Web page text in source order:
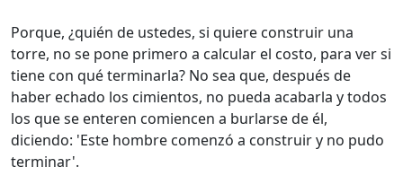
Porque, ¿quién de ustedes, si quiere construir una
torre, no se pone primero a calcular el costo, para ver si
tiene con qué terminarla? No sea que, después de
haber echado los cimientos, no pueda acabarla y todos
los que se enteren comiencen a burlarse de él,
diciendo: 'Este hombre comenzó a construir y no pudo
terminar'.